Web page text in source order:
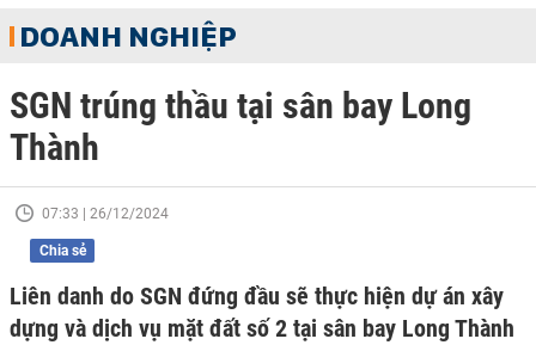
DOANH NGHIỆP
SGN trúng thầu tại sân bay Long
Thành
07:33 | 26/12/2024
Chia sẻ
Liên danh do SGN đứng đầu sẽ thực hiện dự án xây
dựng và dịch vụ mặt đất số 2 tại sân bay Long Thành